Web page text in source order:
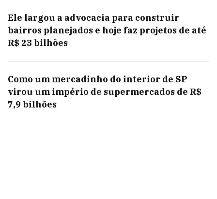
Ele largou a advocacia para construir
bairros planejados e hoje faz projetos de até
R$ 23 bilhões
Como um mercadinho do interior de SP
virou um império de supermercados de R$
7,9 bilhões